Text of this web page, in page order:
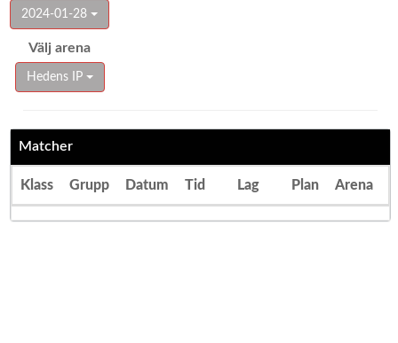
2024-01-28
Välj arena
Hedens IP
Matcher
Klass Grupp Datum Tid Lag Plan Arena